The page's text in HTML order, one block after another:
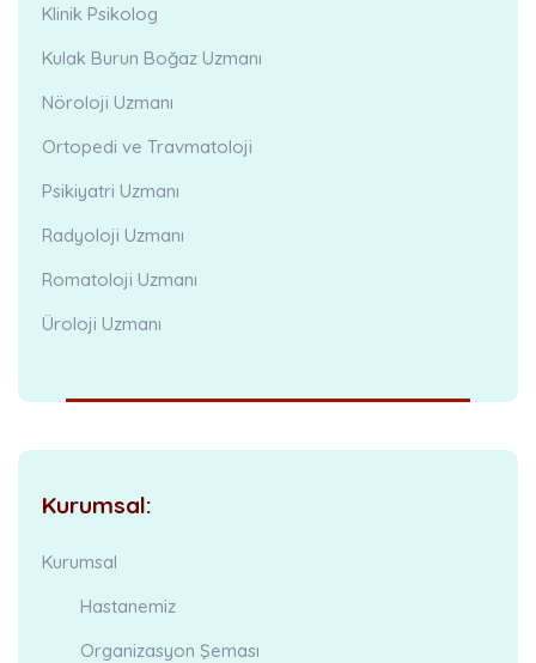
Klinik Psikolog
Kulak Burun Boğaz Uzmanı
Nöroloji Uzmanı
Ortopedi ve Travmatoloji
Psikiyatri Uzmanı
Radyoloji Uzmanı
Romatoloji Uzmanı
Üroloji Uzmanı
Kurumsal:
Kurumsal
Hastanemiz
Organizasyon Şeması